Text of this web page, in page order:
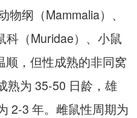
纲（Mammalia）、
科（Muridae）、小鼠
顺，但性成熟的非同窝
熟为 35-50 日龄，雄
2-3 年。雌鼠性周期为